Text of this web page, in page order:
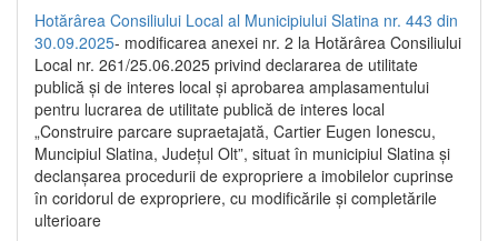
Hotărârea Consiliului Local al Municipiului Slatina nr. 443 din
30.09.2025- modificarea anexei nr. 2 la Hotărârea Consiliului
Local nr. 261/25.06.2025 privind declararea de utilitate
publică şi de interes local şi aprobarea amplasamentului
pentru lucrarea de utilitate publică de interes local
„Construire parcare supraetajată, Cartier Eugen Ionescu,
Muncipiul Slatina, Judeţul Olt”, situat în municipiul Slatina şi
declanşarea procedurii de expropriere a imobilelor cuprinse
în coridorul de expropriere, cu modificările şi completările
ulterioare